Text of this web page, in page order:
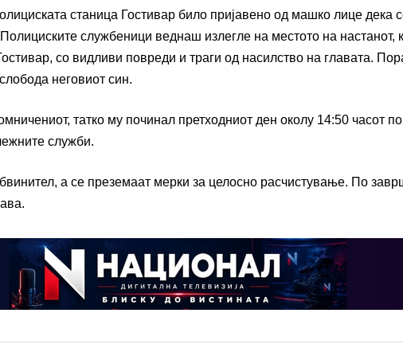
станица Гостивар било пријавено од машко лице дека
службеници веднаш излегле на местото на настанот,
со видливи повреди и траги од насилство на главата.
неговиот син.
татко му починал претходниот ден околу 14:50 часот
служби.
а се преземаат мерки за целосно расчистување. По